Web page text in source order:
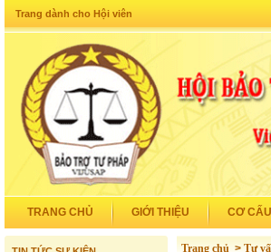
Trang dành cho Hội viên
TRANG CHỦ GIỚI THIỆU CƠ
Trang chủ > Tư